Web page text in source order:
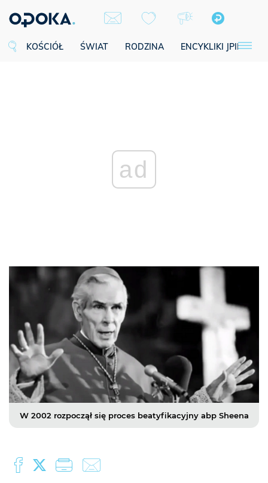
KOŚCIÓŁ ŚWIAT RODZINA ENCYKLIKI JPII
ad
W 2002 rozpoczął się proces beatyfikacyjny abp Sheena